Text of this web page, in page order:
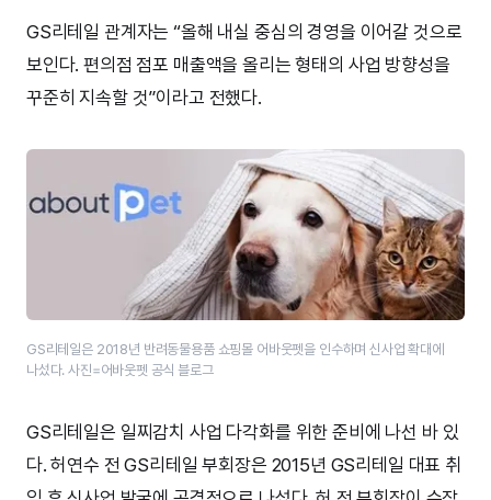
GS리테일 관계자는 “올해 내실 중심의 경영을 이어갈 것으로
보인다. 편의점 점포 매출액을 올리는 형태의 사업 방향성을
꾸준히 지속할 것”이라고 전했다.
GS리테일은 2018년 반려동물용품 쇼핑몰 어바웃펫을 인수하며 신사업 확대에
나섰다. 사진=어바웃펫 공식 블로그
GS리테일은 일찌감치 사업 다각화를 위한 준비에 나선 바 있
다. 허연수 전 GS리테일 부회장은 2015년 GS리테일 대표 취